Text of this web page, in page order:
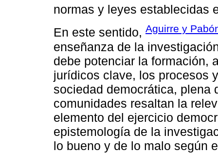
normas y leyes establecidas
En este sentido, Aguirre y
enseñanza de la
debe potenciar la formación,
jurídicos clave, los procesos
sociedad democrática, plena
comunidades resaltan la
elemento del ejercicio
epistemología de la
lo bueno y de lo malo según